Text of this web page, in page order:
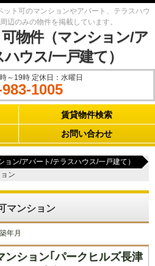
ト可のマンションやアパート、テラスハウ
辺のみの物件を掲載しています。
物件（マンション/ア
ウス/一戸建て）
～19時 定休日：水曜日
1005
賃貸物件検索
お問い合わせ
ン/アパート/テラスハウス/一戸建て）
ン
マンション
築年月
ンション｢パークヒルズ長津